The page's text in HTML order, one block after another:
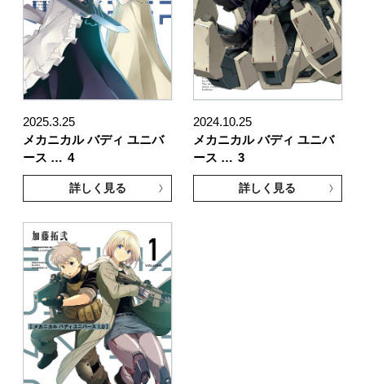
2025.3.25
メカニカル バディ ユニバ
ース … 4
詳しく見る
2024.10.25
メカニカル バディ ユニバ
ース … 3
詳しく見る